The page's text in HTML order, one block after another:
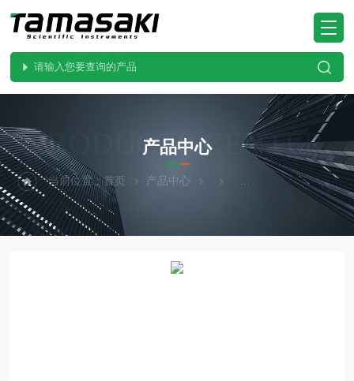
PRODUCTS CENTER
产品中心
当前位置：首页 产品中心 ANALYZER日本热研